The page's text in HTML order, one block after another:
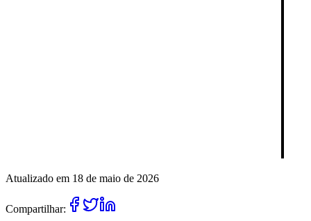
Atualizado em 18 de maio de 2026
Compartilhar: